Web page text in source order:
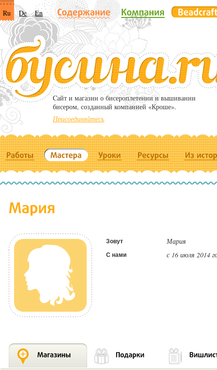
Ru De En
Cайт и магазин о бисероплетении и вышивании
бисером, созданный компанией «Кроше».
Присоединяйтесь
Зовут Мария
С нами с 16 июля 2014